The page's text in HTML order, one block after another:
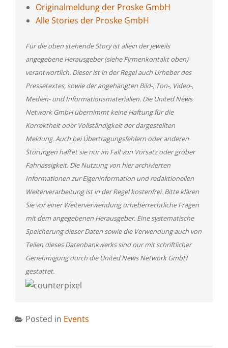
Originalmeldung der Proske GmbH
Alle Stories der Proske GmbH
Für die oben stehende Story ist allein der jeweils
angegebene Herausgeber (siehe Firmenkontakt oben)
verantwortlich. Dieser ist in der Regel auch Urheber des
Pressetextes, sowie der angehängten Bild-, Ton-, Video-,
Medien- und Informationsmaterialien. Die United News
Network GmbH übernimmt keine Haftung für die
Korrektheit oder Vollständigkeit der dargestellten
Meldung. Auch bei Übertragungsfehlern oder anderen
Störungen haftet sie nur im Fall von Vorsatz oder grober
Fahrlässigkeit. Die Nutzung von hier archivierten
Informationen zur Eigeninformation und redaktionellen
Weiterverarbeitung ist in der Regel kostenfrei. Bitte klären
Sie vor einer Weiterverwendung urheberrechtliche Fragen
mit dem angegebenen Herausgeber. Eine systematische
Speicherung dieser Daten sowie die Verwendung auch von
Teilen dieses Datenbankwerks sind nur mit schriftlicher
Genehmigung durch die United News Network GmbH
gestattet.
Posted in Events